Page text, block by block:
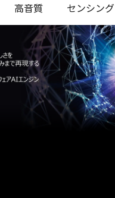
高音質 センシング